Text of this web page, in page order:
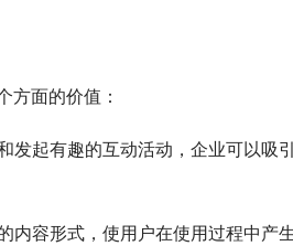
方面的价值：
发起有趣的互动活动，企业可以吸
容形式，使用户在使用过程中产